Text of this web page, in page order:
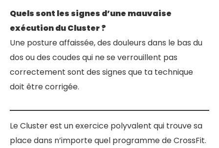
Quels sont les signes d’une mauvaise
exécution du Cluster ?
Une posture affaissée, des douleurs dans le bas du
dos ou des coudes qui ne se verrouillent pas
correctement sont des signes que ta technique
doit être corrigée.
Le Cluster est un exercice polyvalent qui trouve sa
place dans n’importe quel programme de CrossFit.